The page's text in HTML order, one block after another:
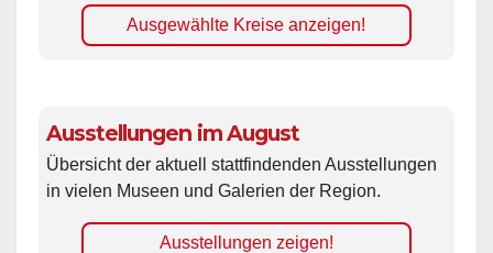
Ausgewählte Kreise anzeigen!
Ausstellungen im August
Übersicht der aktuell stattfindenden Ausstellungen
in vielen Museen und Galerien der Region.
Ausstellungen zeigen!